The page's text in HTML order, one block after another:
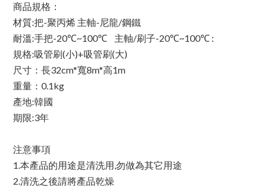
商品規格：
材質:把-聚丙烯 主軸-尼龍/鋼鐵
耐溫:手把-20℃~100℃    主軸/刷子-20℃~100℃ :
規格:吸管刷(小)+吸管刷(大)
尺寸：長32cm*寬8m*高1m
重量：0.1kg
產地:韓國
期限:3年
注意事項
1.本產品的用途是清洗用,勿做為其它用途
2.清洗之後請將產品乾燥